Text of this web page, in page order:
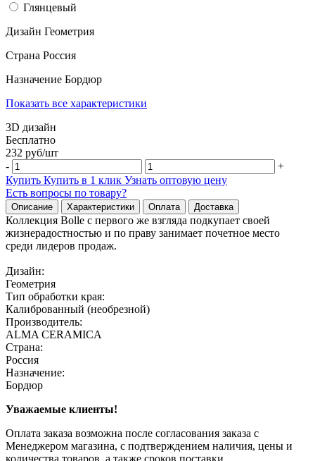
Глянцевый
Дизайн Геометрия
Страна Россия
Назначение Бордюр
Показать все характеристики
3D дизайн
Бесплатно
232 руб/шт
-
+
Купить Купить в 1 клик Узнать оптовую цену
Есть вопросы по товару?
Описание Характеристики Оплата Доставка
Коллекция Bolle с первого же взгляда подкупает своей
жизнерадостностью и по праву занимает почетное место
среди лидеров продаж.
Дизайн:
Геометрия
Тип обработки края:
Калиброванный (необрезной)
Производитель:
ALMA CERAMICA
Страна:
Россия
Назначение:
Бордюр
Уважаемые клиенты!
Оплата заказа возможна после согласования заказа с
Менеджером магазина, с подтверждением наличия, цены и
количества товаров, а также сроков поставки.